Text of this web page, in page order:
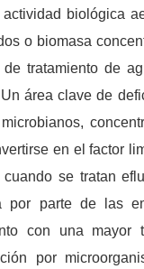
biológica
o biomasa
de tratamiento de
área clave de
en el factor
cuando se tratan
por parte de las
con una
por